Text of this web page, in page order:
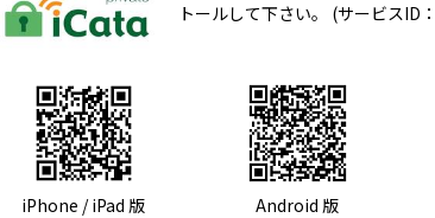
トールして下さい。 (サービスID
iPhone / iPad 版
Android 版